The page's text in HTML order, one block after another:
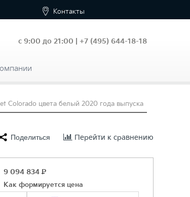
Контакты
с 9:00 до 21:00 | +7 (495) 644-18-18
Colorado цвета белый 2020 года выпуска
Поделиться Перейти к сравнению
9 094 834 Р
Как формируется цена